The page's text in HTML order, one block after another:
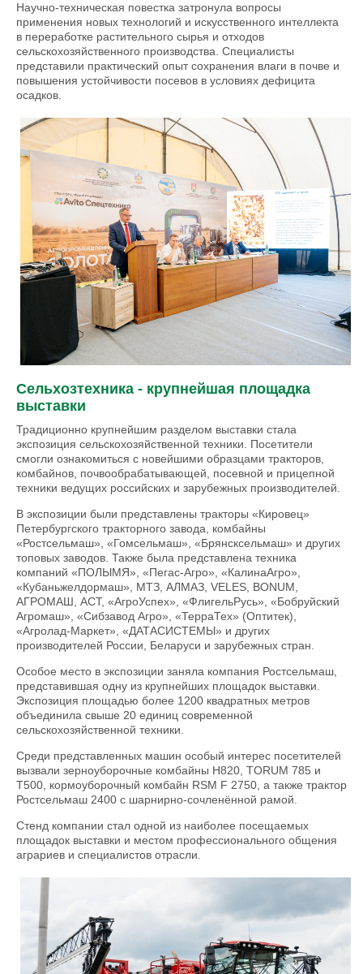
Научно-техническая повестка затронула вопросы
применения новых технологий и искусственного интеллекта
в переработке растительного сырья и отходов
сельскохозяйственного производства. Специалисты
представили практический опыт сохранения влаги в почве и
повышения устойчивости посевов в условиях дефицита
осадков.
Сельхозтехника - крупнейшая площадка
выставки
Традиционно крупнейшим разделом выставки стала
экспозиция сельскохозяйственной техники. Посетители
смогли ознакомиться с новейшими образцами тракторов,
комбайнов, почвообрабатывающей, посевной и прицепной
техники ведущих российских и зарубежных производителей.
В экспозиции были представлены тракторы «Кировец»
Петербургского тракторного завода, комбайны
«Ростсельмаш», «Гомсельмаш», «Брянсксельмаш» и других
топовых заводов. Также была представлена техника
компаний «ПОЛЫМЯ», «Пегас-Агро», «КалинаАгро»,
«Кубаньжелдормаш», МТЗ, АЛМАЗ, VELES, BONUM,
АГРОМАШ, АСТ, «АгроУспех», «ФлигельРусь», «Бобруйский
Агромаш», «Сибзавод Агро», «ТерраТех» (Оптитек),
«Агролад-Маркет», «ДАТАСИСТЕМЫ» и других
производителей России, Беларуси и зарубежных стран.
Особое место в экспозиции заняла компания Ростсельмаш,
представившая одну из крупнейших площадок выставки.
Экспозиция площадью более 1200 квадратных метров
объединила свыше 20 единиц современной
сельскохозяйственной техники.
Среди представленных машин особый интерес посетителей
вызвали зерноуборочные комбайны H820, TORUM 785 и
Т500, кормоуборочный комбайн RSM F 2750, а также трактор
Ростсельмаш 2400 с шарнирно-сочленённой рамой.
Стенд компании стал одной из наиболее посещаемых
площадок выставки и местом профессионального общения
аграриев и специалистов отрасли.